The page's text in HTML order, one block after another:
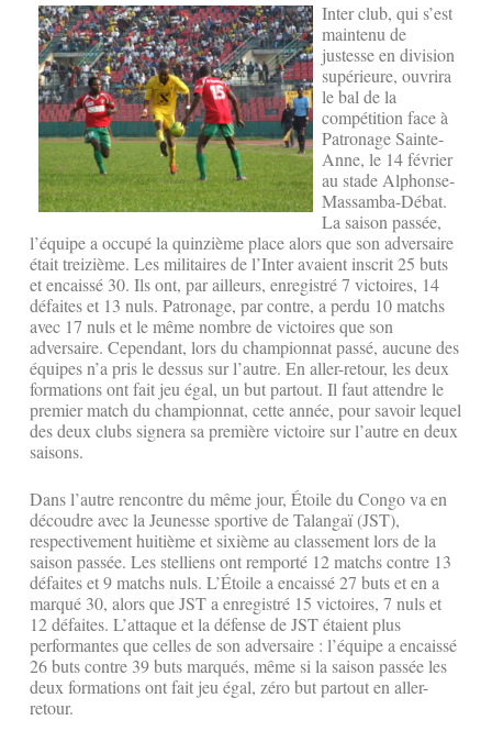
Inter club, qui s’est
maintenu de
justesse en division
supérieure, ouvrira
le bal de la
compétition face à
Patronage Sainte-
Anne, le 14 février
au stade Alphonse-
Massamba-Débat.
La saison passée,
l’équipe a occupé la quinzième place alors que son adversaire
était treizième. Les militaires de l’Inter avaient inscrit 25 buts
et encaissé 30. Ils ont, par ailleurs, enregistré 7 victoires, 14
défaites et 13 nuls. Patronage, par contre, a perdu 10 matchs
avec 17 nuls et le même nombre de victoires que son
adversaire. Cependant, lors du championnat passé, aucune des
équipes n’a pris le dessus sur l’autre. En aller-retour, les deux
formations ont fait jeu égal, un but partout. Il faut attendre le
premier match du championnat, cette année, pour savoir lequel
des deux clubs signera sa première victoire sur l’autre en deux
saisons.
Dans l’autre rencontre du même jour, Étoile du Congo va en
découdre avec la Jeunesse sportive de Talangaï (JST),
respectivement huitième et sixième au classement lors de la
saison passée. Les stelliens ont remporté 12 matchs contre 13
défaites et 9 matchs nuls. L’Étoile a encaissé 27 buts et en a
marqué 30, alors que JST a enregistré 15 victoires, 7 nuls et
12 défaites. L’attaque et la défense de JST étaient plus
performantes que celles de son adversaire : l’équipe a encaissé
26 buts contre 39 buts marqués, même si la saison passée les
deux formations ont fait jeu égal, zéro but partout en aller-
retour.